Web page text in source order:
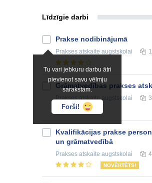
Līdzīgie darbi
Tu vari jebkuru darbu ātri
pievienot savu vēlmju
sarakstam.
Forši!
Prakse nodibinājumā
Prakses atskaite augstskolai
Grāmatvedības prakses
Prakses atskaiteaugstskolai
Kvalifikācijas prakse
un grāmatvedībā
Prakses atskaite augstskolai
NOVĒRTĒTS!